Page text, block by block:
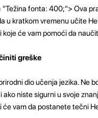
"Težina fonta: 400;"> Ova
u kratkom vremenu učite
koje će vam pomoći da
greške
dio učenja jezika. Ne
ako niste sigurni u svoje
će vam da postanete tečni